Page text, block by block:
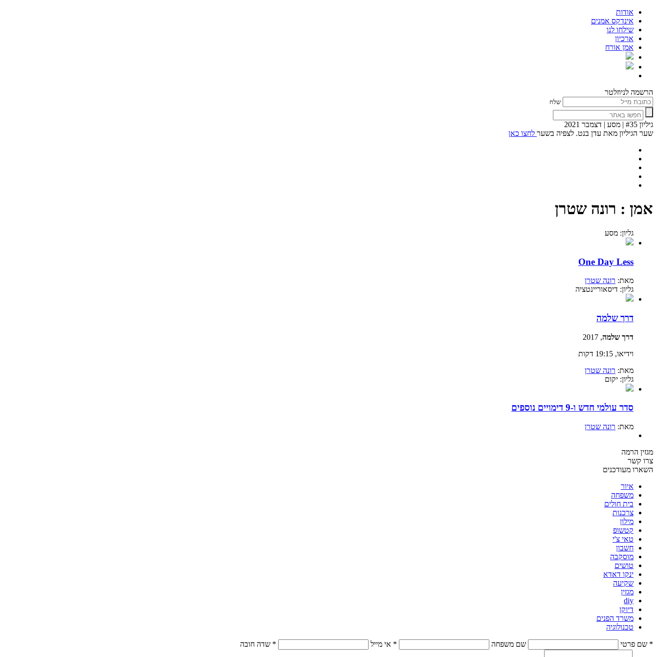
אודות
אינדקס אמנים
שילחו לנו
ארכיון
אמן אורח
הרשמה לניוזלטר
שלח
גיליון #35 | מסע | דצמבר 2021
שער הגיליון מאת עדן בנט. לצפיה בשער לחצו כאן
אמן : רונה שטרן
גליון: מסע
One Day Less
מאת: רונה שטרן
גליון: דיסאוריינטציה
דרך שלמה
דרך שלמה, 2017
וידיאו, 19:15 דקות
מאת: רונה שטרן
גליון: יקום
סדר עולמי חדש ו-9 דימויים נוספים
מאת: רונה שטרן
מגזין הרמה
צרו קשר
השארו מעודכנים
איור
משפחה
בית חולים
צרכנות
מילון
קטשופ
טאי צ'י
חשבון
מוסקבה
טושים
ינקו דאדא
שקיעה
מגזין
diy
דיוקן
משרד הפנים
טכנולוגיה
* שם פרטי שם משפחה * אי מייל * שדה חובה